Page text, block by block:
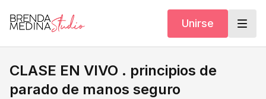
Unirse
CLASE EN VIVO . principios de
parado de manos seguro